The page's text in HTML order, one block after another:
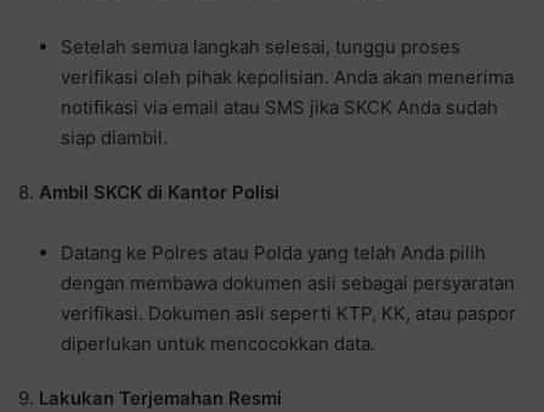
Setelah semua langkah selesai, tunggu proses
verifikasi oleh pihak kepolisian. Anda akan menerima
notifikasi via email atau SMS jika SKCK Anda sudah
siap diambil.
8. Ambil SKCK di Kantor Polisi
Datang ke Polres atau Polda yang telah Anda pilih
dengan membawa dokumen asli sebagai persyaratan
verifikasi. Dokumen asli seperti KTP, KK, atau paspor
diperlukan untuk mencocokkan data.
9. Lakukan Terjemahan Resmi